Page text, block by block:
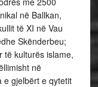
në Ballkan,
të XI në Vau
Skënderbeu;
të kulturës islame,
në
e gjelbërt e qytetit